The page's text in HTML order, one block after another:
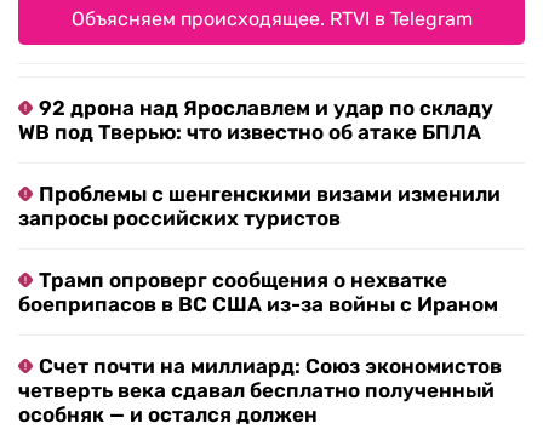
Объясняем происходящее. RTVI в Telegram
92 дрона над Ярославлем и удар по складу
WB под Тверью: что известно об атаке БПЛА
Проблемы с шенгенскими визами изменили
запросы российских туристов
Трамп опроверг сообщения о нехватке
боеприпасов в ВС США из-за войны с Ираном
Счет почти на миллиард: Союз экономистов
четверть века сдавал бесплатно полученный
особняк — и остался должен